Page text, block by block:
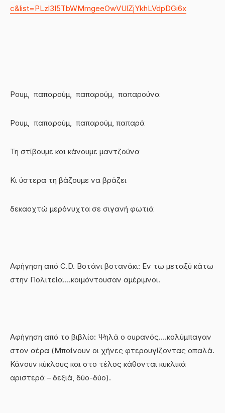
c&list=PLzl3I5TbWMmgeeOwVUlZjYkhLVdpDGi6x
Ρουμ, παπαρούμ, παπαρούμ, παπαρούνα
Ρουμ, παπαρούμ, παπαρούμ, παπαρά
Τη στίβουμε και κάνουμε μαντζούνα
Κι ύστερα τη βάζουμε να βράζει
δεκαοχτώ μερόνυχτα σε σιγανή φωτιά
Αφήγηση από C.D. Βοτάνι βοτανάκι: Εν τω μεταξύ κάτω
στην Πολιτεία….κοιμόντουσαν αμέριμνοι.
Αφήγηση από το βιβλίο: Ψηλά ο ουρανός….κολύμπαγαν
στον αέρα (Μπαίνουν οι χήνες φτερουγίζοντας απαλά.
Κάνουν κύκλους και στο τέλος κάθονται κυκλικά
αριστερά – δεξιά, δύο-δύο).